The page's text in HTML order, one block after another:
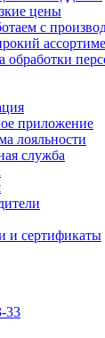
цены
с
обработки
приложение
лояльности
служба
и сертификаты
33